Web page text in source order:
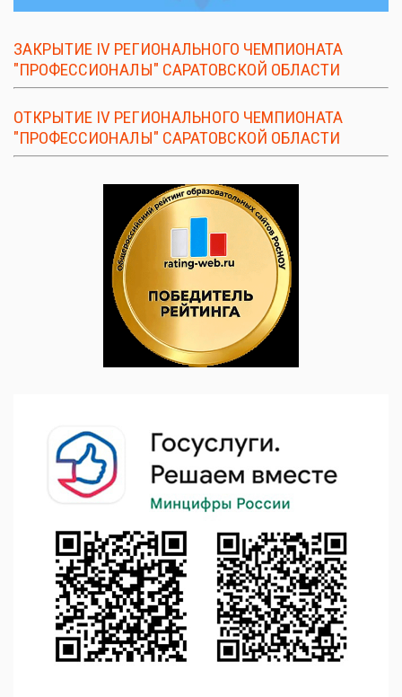
ЗАКРЫТИЕ IV РЕГИОНАЛЬНОГО ЧЕМПИОНАТА
"ПРОФЕССИОНАЛЫ" САРАТОВСКОЙ ОБЛАСТИ
ОТКРЫТИЕ IV РЕГИОНАЛЬНОГО ЧЕМПИОНАТА
"ПРОФЕССИОНАЛЫ" САРАТОВСКОЙ ОБЛАСТИ